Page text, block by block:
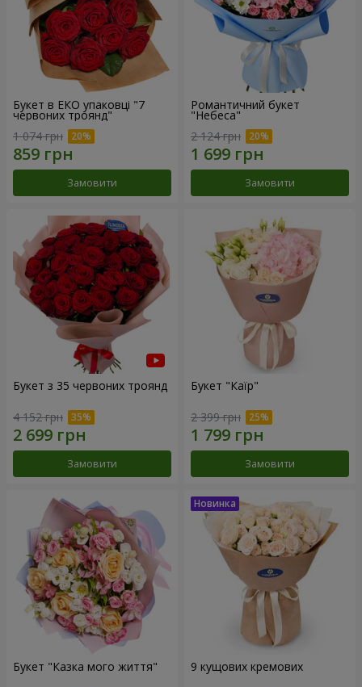
Букет в ЕКО упаковці "7
червоних троянд"
1 074 грн
Замовити
Романтичний букет
"Небеса"
2 124 грн
Замовити
Букет з 35 червоних троянд
4 152 грн
Замовити
Букет "Каїр"
2 399 грн
Замовити
Букет "Казка мого життя" 9 кущових кремових